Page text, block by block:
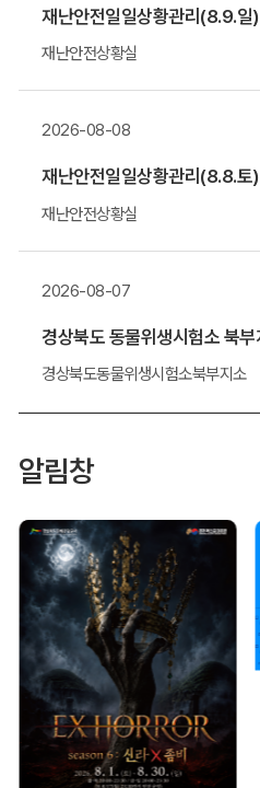
재난안전일일상황관리(8.9.일)
재난안전상황실
2026-08-08
재난안전일일상황관리(8.8.토)
재난안전상황실
2026-08-07
경상북도동물위생시험소북부지소
알림창